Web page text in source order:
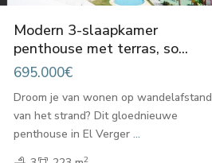
Modern 3-slaapkamer
penthouse met terras, so...
695.000€
Droom je van wonen op wandelafstand
van het strand? Dit gloednieuwe
penthouse in El Verger ...
2